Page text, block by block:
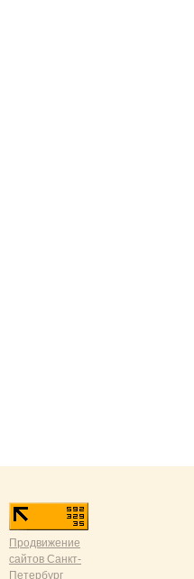
Продвижение
сайтов Санкт-
Петербург